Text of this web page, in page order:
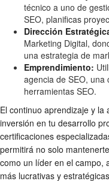
técnico a uno de
SEO, planificas
Dirección
Marketing Digital,
una estrategia de
Emprendimiento:
agencia de SEO,
herramientas SEO.
El continuo aprendizaje y la
inversión en tu desarrollo
certificaciones
permitirá no solo
como un líder en el campo,
más lucrativas y